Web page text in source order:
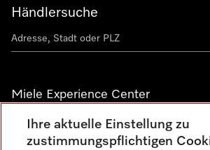
Händlersuche
Miele Experience Center
Alle Miele Experience Center anzeigen
Ihre aktuelle Einstellung zu
zustimmungspflichtigen